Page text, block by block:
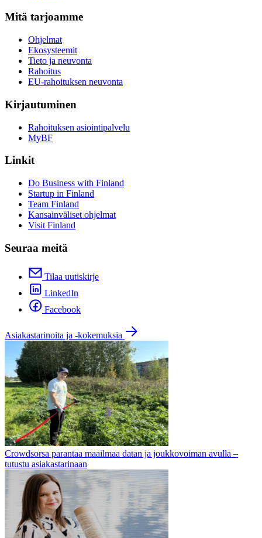
Mitä tarjoamme
Ohjelmat
Ekosysteemit
Tieto ja neuvonta
Rahoitus
EU-rahoituksen neuvonta
Kirjautuminen
Rahoituksen asiointipalvelu
MyBF
Linkit
Do Business with Finland
Startup in Finland
Team Finland
Kansainväliset ohjelmat
Visit Finland
Seuraa meitä
Tilaa uutiskirje
LinkedIn
Facebook
Asiakastarinoita ja -kokemuksia
Crowdsorsa parantaa maailmaa datan ja joukkovoiman avulla –
tutustu asiakastarinaan